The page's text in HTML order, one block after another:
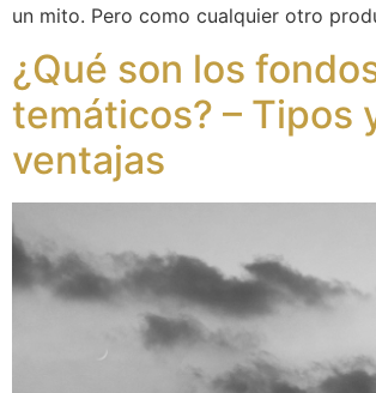
un mito. Pero como cualquier otro
¿Qué son los
temáticos? – Tipos
ventajas